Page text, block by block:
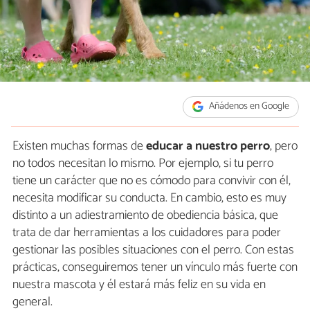
Añádenos en Google
Existen muchas formas deeducar a nuestro perro, pero
no todos necesitan lo mismo. Por ejemplo, si tu perro
tiene un carácter que no es cómodo para convivir con él,
necesita modificar su conducta. En cambio, esto es muy
distinto a un adiestramiento de obediencia básica, que
trata de dar herramientas a los cuidadores para poder
gestionar las posibles situaciones con el perro. Con estas
prácticas, conseguiremos tener un vínculo más fuerte con
nuestra mascota y él estará más feliz en su vida en
general.